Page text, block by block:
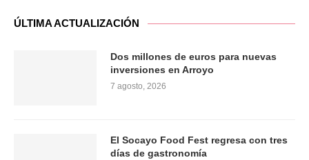
ÚLTIMA ACTUALIZACIÓN
Dos millones de euros para nuevas
inversiones en Arroyo
7 agosto, 2026
El Socayo Food Fest regresa con tres
días de gastronomía